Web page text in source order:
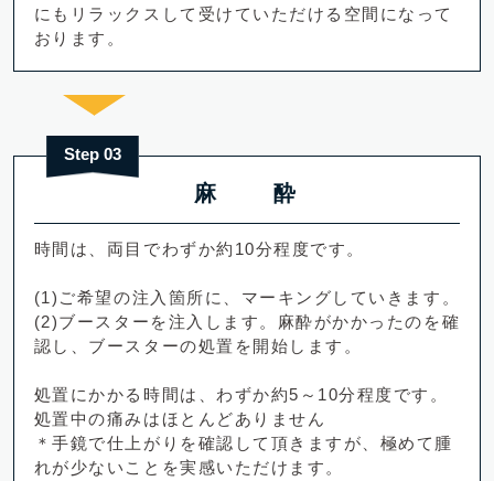
にもリラックスして受けていただける空間になって
おります。
Step 03
麻 酔
時間は、両目でわずか約10分程度です。
(1)ご希望の注入箇所に、マーキングしていきます。
(2)ブースターを注入します。麻酔がかかったのを確
認し、ブースターの処置を開始します。
処置にかかる時間は、わずか約5～10分程度です。
処置中の痛みはほとんどありません
＊手鏡で仕上がりを確認して頂きますが、極めて腫
れが少ないことを実感いただけます。